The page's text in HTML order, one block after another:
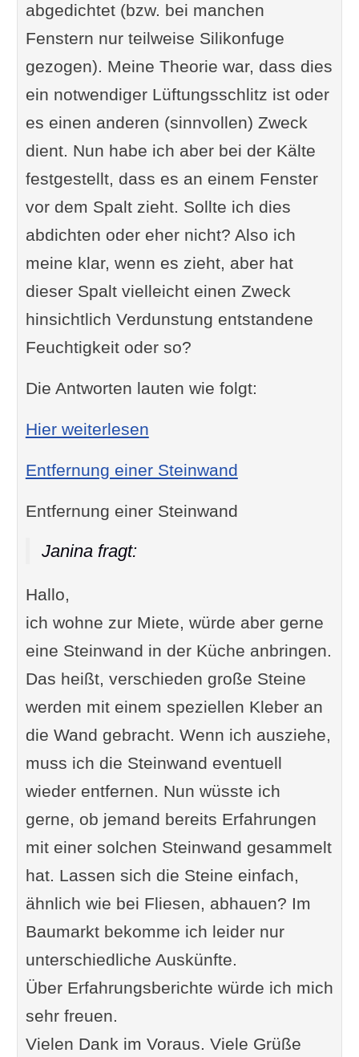
abgedichtet (bzw. bei manchen
Fenstern nur teilweise Silikonfuge
gezogen). Meine Theorie war, dass dies
ein notwendiger Lüftungsschlitz ist oder
es einen anderen (sinnvollen) Zweck
dient. Nun habe ich aber bei der Kälte
festgestellt, dass es an einem Fenster
vor dem Spalt zieht. Sollte ich dies
abdichten oder eher nicht? Also ich
meine klar, wenn es zieht, aber hat
dieser Spalt vielleicht einen Zweck
hinsichtlich Verdunstung entstandene
Feuchtigkeit oder so?
Die Antworten lauten wie folgt:
Hier weiterlesen: Spalt zwischen Fenster
Entfernung einer Steinwand
Entfernung einer Steinwand
Janina fragt:
Hallo,
ich wohne zur Miete, würde aber gerne
eine Steinwand in der Küche anbringen.
Das heißt, verschieden große Steine
werden mit einem speziellen Kleber an
die Wand gebracht. Wenn ich ausziehe,
muss ich die Steinwand eventuell
wieder entfernen. Nun wüsste ich
gerne, ob jemand bereits Erfahrungen
mit einer solchen Steinwand gesammelt
hat. Lassen sich die Steine einfach,
ähnlich wie bei Fliesen, abhauen? Im
Baumarkt bekomme ich leider nur
unterschiedliche Auskünfte.
Über Erfahrungsberichte würde ich mich
sehr freuen.
Vielen Dank im Voraus. Viele Grüße